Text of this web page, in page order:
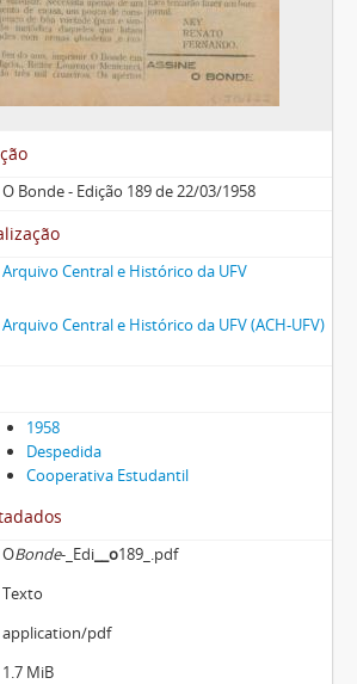
O Bonde - Edição 189 de 22/03/1958
Arquivo Central e Histórico da UFV
Arquivo Central e Histórico da UFV (ACH-UFV)
1958
Despedida
Cooperativa Estudantil
OBonde-_Edi__o189_.pdf
Texto
application/pdf
1.7 MiB